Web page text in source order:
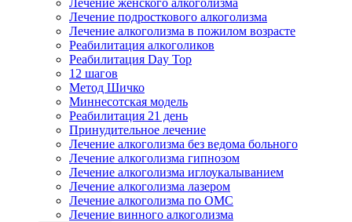
Лечение женского алкоголизма
Лечение подросткового алкоголизма
Лечение алкоголизма в пожилом возрасте
Реабилитация алкоголиков
Реабилитация Day Top
12 шагов
Метод Шичко
Миннесотская модель
Реабилитация 21 день
Принудительное лечение
Лечение алкоголизма без ведома больного
Лечение алкоголизма гипнозом
Лечение алкоголизма иглоукалыванием
Лечение алкоголизма лазером
Лечение алкоголизма по ОМС
Лечение винного алкоголизма